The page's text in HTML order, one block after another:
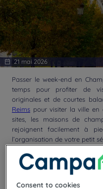
Passer le week-end en
temps pour profiter de
originales et de courtes
Reims pour visiter la ville en
sites, les maisons de
rejoignent facilement à
l’organisation de votre petit
Découvrir la
21 mai 2026
Consent to cookies